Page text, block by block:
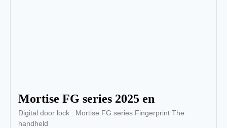
Mortise FG series 2025 en
Digital door lock : Mortise FG series Fingerprint The
handheld